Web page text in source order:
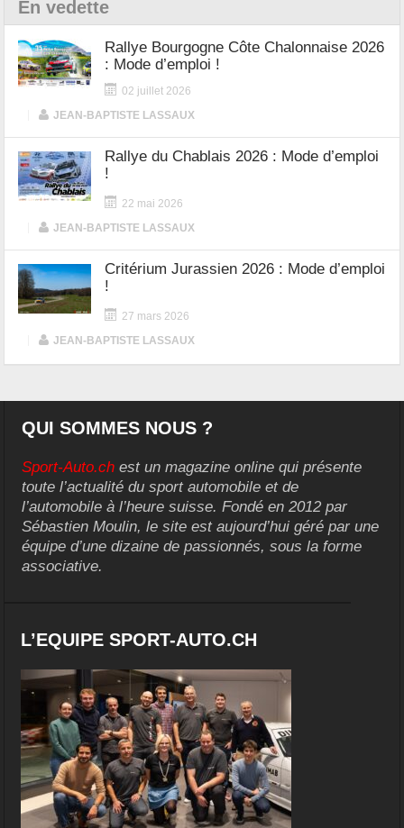
En vedette
Rallye Bourgogne Côte Chalonnaise 2026
: Mode d’emploi !
02 juillet 2026
JEAN-BAPTISTE LASSAUX
Rallye du Chablais 2026 : Mode d’emploi
!
22 mai 2026
JEAN-BAPTISTE LASSAUX
Critérium Jurassien 2026 : Mode d’emploi
!
27 mars 2026
JEAN-BAPTISTE LASSAUX
QUI SOMMES NOUS ?
Sport-Auto.ch est un magazine online qui présente
toute l’actualité du sport automobile et de
l’automobile à l’heure suisse. Fondé en 2012 par
Sébastien Moulin, le site est aujourd’hui géré par une
équipe d’une dizaine de passionnés, sous la forme
associative.
L’EQUIPE SPORT-AUTO.CH